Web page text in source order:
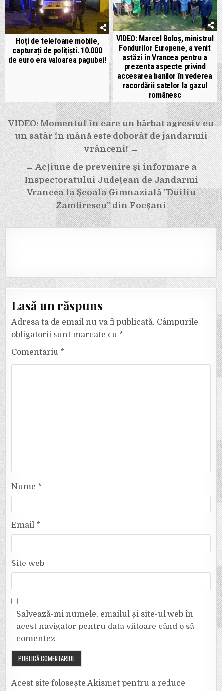
Hoți de telefoane mobile,
capturați de polițiști. 10.000
de euro era valoarea pagubei!
VIDEO: Marcel Boloș, ministrul
Fondurilor Europene, a venit
astăzi în Vrancea pentru a
prezenta aspecte privind
accesarea banilor în vederea
racordării satelor la gazul
românesc
Navigare
în
articole
VIDEO: Momentul în care un bărbat agresiv cu
un satâr în mână este doborât de jandarmii
vrânceni! →
← Acțiune de prevenire și informare a
Inspectoratului Județean de Jandarmi
Vrancea la Școala Gimnazială ”Duiliu
Zamfirescu” din Focșani
Lasă un răspuns
Adresa ta de email nu va fi publicată. Câmpurile
obligatorii sunt marcate cu *
Comentariu *
Nume *
Email *
Site web
Salvează-mi numele, emailul și site-ul web în
acest navigator pentru data viitoare când o să
comentez.
Acest site folosește Akismet pentru a reduce